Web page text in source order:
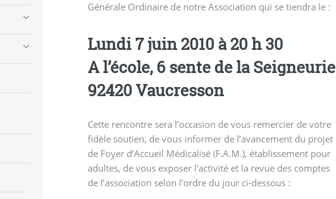
Générale Ordinaire de notre Association qui se tiendra le :
Lundi 7 juin 2010 à 20 h 30
A l’école, 6 sente de la Seigneurie
92420 Vaucresson
Cette rencontre sera l’occasion de vous remercier de votre
fidèle soutien, de vous informer de l’avancement du projet
de Foyer d’Accueil Médicalisé (F.A.M.), établissement pour
adultes, de vous exposer l’activité et la revue des comptes
de l’association selon l’ordre du jour ci-dessous :